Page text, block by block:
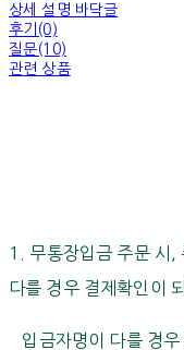
상세 설명 바닥글
후기(0)
질문(10)
관련 상품
1. 무통장입금 주문 시,
다를 경우 결제확인이
입금자명이 다를 경우